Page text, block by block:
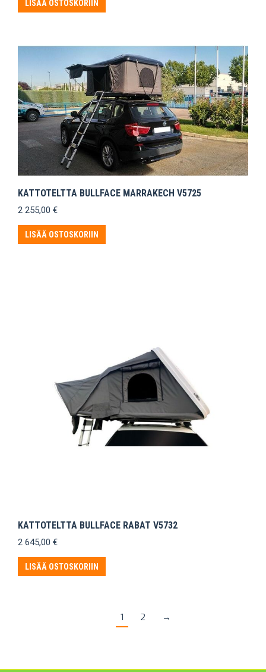
LISÄÄ OSTOSKORIIN
KATTOTELTTA BULLFACE MARRAKECH V5725
2 255,00 €
LISÄÄ OSTOSKORIIN
KATTOTELTTA BULLFACE RABAT V5732
2 645,00 €
LISÄÄ OSTOSKORIIN
1 2 →